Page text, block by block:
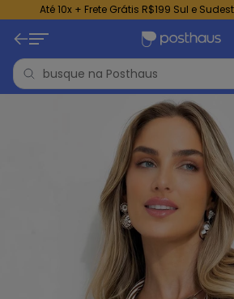
Até 10x + Frete Grátis R$199 Sul e